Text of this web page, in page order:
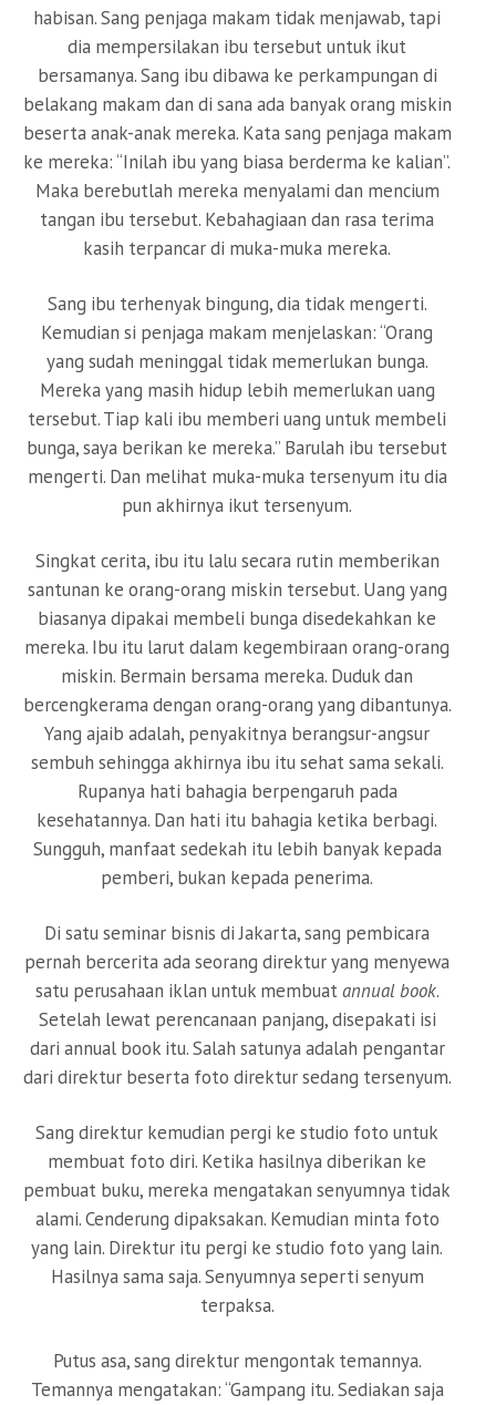
habisan. Sang penjaga makam tidak menjawab, tapi
dia mempersilakan ibu tersebut untuk ikut
bersamanya. Sang ibu dibawa ke perkampungan di
belakang makam dan di sana ada banyak orang miskin
beserta anak-anak mereka. Kata sang penjaga makam
ke mereka: “Inilah ibu yang biasa berderma ke kalian”.
Maka berebutlah mereka menyalami dan mencium
tangan ibu tersebut. Kebahagiaan dan rasa terima
kasih terpancar di muka-muka mereka.
Sang ibu terhenyak bingung, dia tidak mengerti.
Kemudian si penjaga makam menjelaskan: “Orang
yang sudah meninggal tidak memerlukan bunga.
Mereka yang masih hidup lebih memerlukan uang
tersebut. Tiap kali ibu memberi uang untuk membeli
bunga, saya berikan ke mereka.” Barulah ibu tersebut
mengerti. Dan melihat muka-muka tersenyum itu dia
pun akhirnya ikut tersenyum.
Singkat cerita, ibu itu lalu secara rutin memberikan
santunan ke orang-orang miskin tersebut. Uang yang
biasanya dipakai membeli bunga disedekahkan ke
mereka. Ibu itu larut dalam kegembiraan orang-orang
miskin. Bermain bersama mereka. Duduk dan
bercengkerama dengan orang-orang yang dibantunya.
Yang ajaib adalah, penyakitnya berangsur-angsur
sembuh sehingga akhirnya ibu itu sehat sama sekali.
Rupanya hati bahagia berpengaruh pada
kesehatannya. Dan hati itu bahagia ketika berbagi.
Sungguh, manfaat sedekah itu lebih banyak kepada
pemberi, bukan kepada penerima.
Di satu seminar bisnis di Jakarta, sang pembicara
pernah bercerita ada seorang direktur yang menyewa
satu perusahaan iklan untuk membuatannual book.
Setelah lewat perencanaan panjang, disepakati isi
dari annual book itu. Salah satunya adalah pengantar
dari direktur beserta foto direktur sedang tersenyum.
Sang direktur kemudian pergi ke studio foto untuk
membuat foto diri. Ketika hasilnya diberikan ke
pembuat buku, mereka mengatakan senyumnya tidak
alami. Cenderung dipaksakan. Kemudian minta foto
yang lain. Direktur itu pergi ke studio foto yang lain.
Hasilnya sama saja. Senyumnya seperti senyum
terpaksa.
Putus asa, sang direktur mengontak temannya.
Temannya mengatakan: “Gampang itu. Sediakan saja